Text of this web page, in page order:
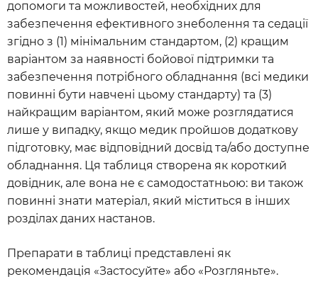
допомоги та можливостей, необхідних для
забезпечення ефективного знеболення та седації
згідно з (1) мінімальним стандартом, (2) кращим
варіантом за наявності бойової підтримки та
забезпечення потрібного обладнання (всі медики
повинні бути навчені цьому стандарту) та (3)
найкращим варіантом, який може розглядатися
лише у випадку, якщо медик пройшов додаткову
підготовку, має відповідний досвід та/або доступне
обладнання. Ця таблиця створена як короткий
довідник, але вона не є самодостатньою: ви також
повинні знати матеріал, який міститься в інших
розділах даних настанов.
Препарати в таблиці представлені як
рекомендація «Застосуйте» або «Розгляньте».